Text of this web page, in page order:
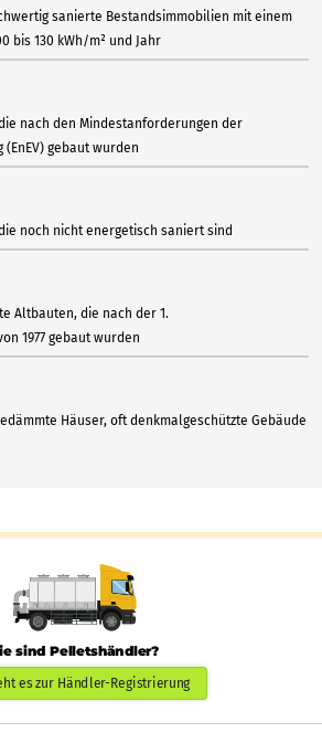
sanierte Bestandsimmobilien mit einem
bis 130 kWh/m² und Jahr
nach den Mindestanforderungen der
gebaut wurden
noch nicht energetisch saniert sind
Altbauten, die nach der 1.
1977 gebaut wurden
Häuser, oft denkmalgeschützte Gebäude
sind Pelletshändler?
es zur Händler-Registrierung